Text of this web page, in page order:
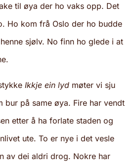
til øya der ho vaks opp. Det
Ho kom frå Oslo der ho budde
sjølv. No finn ho glede i at
Ikkje ein lyd møter vi sju
bur på same øya. Fire har vendt
etter å ha forlate staden og
ute. To er nye i det vesle
av dei aldri drog. Nokre har